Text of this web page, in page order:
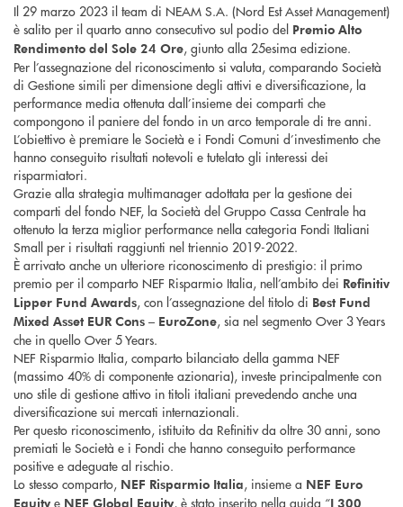
Il 29 marzo 2023 il team di NEAM S.A. (Nord Est Asset Management)
è salito per il quarto anno consecutivo sul podio del Premio Alto
Rendimento del Sole 24 Ore, giunto alla 25esima edizione.
Per l’assegnazione del riconoscimento si valuta, comparando Società
di Gestione simili per dimensione degli attivi e diversificazione, la
performance media ottenuta dall’insieme dei comparti che
compongono il paniere del fondo in un arco temporale di tre anni.
L’obiettivo è premiare le Società e i Fondi Comuni d’investimento che
hanno conseguito risultati notevoli e tutelato gli interessi dei
risparmiatori.
Grazie alla strategia multimanager adottata per la gestione dei
comparti del fondo NEF, la Società del Gruppo Cassa Centrale ha
ottenuto la terza miglior performance nella categoria Fondi Italiani
Small per i risultati raggiunti nel triennio 2019-2022.
È arrivato anche un ulteriore riconoscimento di prestigio: il primo
premio per il comparto NEF Risparmio Italia, nell’ambito dei Refinitiv
Lipper Fund Awards, con l’assegnazione del titolo di Best Fund
Mixed Asset EUR Cons – EuroZone, sia nel segmento Over 3 Years
che in quello Over 5 Years.
NEF Risparmio Italia, comparto bilanciato della gamma NEF
(massimo 40% di componente azionaria), investe principalmente con
uno stile di gestione attivo in titoli italiani prevedendo anche una
diversificazione sui mercati internazionali.
Per questo riconoscimento, istituito da Refinitiv da oltre 30 anni, sono
premiati le Società e i Fondi che hanno conseguito performance
positive e adeguate al rischio.
Lo stesso comparto, NEF Risparmio Italia, insieme a NEF Euro
Equity e NEF Global Equity, è stato inserito nella guida “I 300